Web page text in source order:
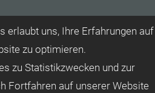
erlaubt uns, Ihre Erfahrungen auf
zu optimieren.
zu Statistikzwecken und zur
Fortfahren auf unserer Website